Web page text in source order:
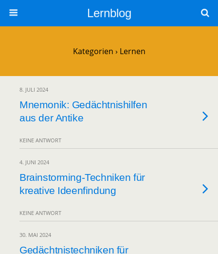
Lernblog
Kategorien › Lernen
8. JULI 2024
Mnemonik: Gedächtnishilfen
aus der Antike
KEINE ANTWORT
4. JUNI 2024
Brainstorming-Techniken für
kreative Ideenfindung
KEINE ANTWORT
30. MAI 2024
Gedächtnistechniken für